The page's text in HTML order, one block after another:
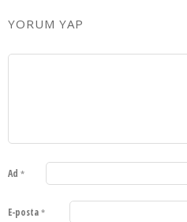
YORUM YAP
Ad *
E-posta *